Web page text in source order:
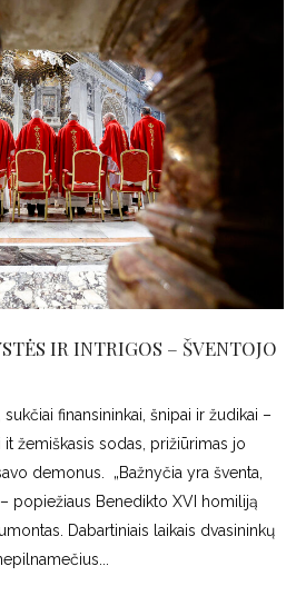
IR INTRIGOS – ŠVENTOJO
finansininkai, šnipai ir žudikai –
žemiškasis sodas, prižiūrimas jo
demonus. „Bažnyčia yra šventa,
popiežiaus Benedikto XVI homiliją
Dabartiniais laikais dvasininkų